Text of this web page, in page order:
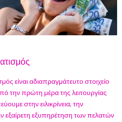
είναι αδιαπραγμάτευτο στοιχείο
την πρώτη μέρα της λειτουργίας
στην ειλικρίνεια, την
εξαίρετη εξυπηρέτηση των πελατών